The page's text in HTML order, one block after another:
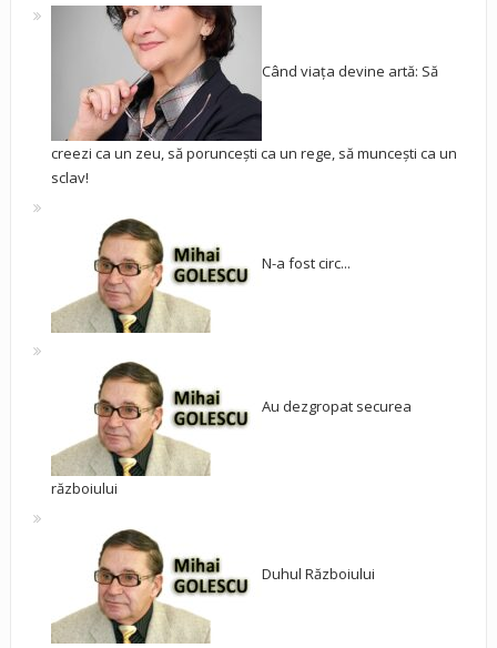
Când viața devine artă: Să
creezi ca un zeu, să poruncești ca un rege, să muncești ca un
sclav!
N-a fost circ...
Au dezgropat securea
războiului
Duhul Războiului